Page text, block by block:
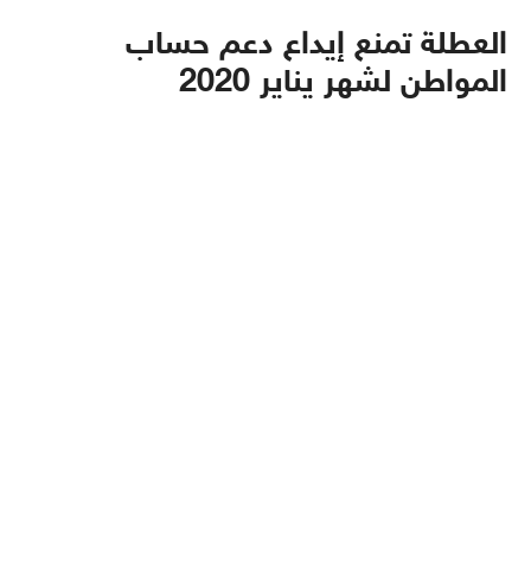
العطلة تمنع إيداع دعم حساب
المواطن لشهر يناير 2020